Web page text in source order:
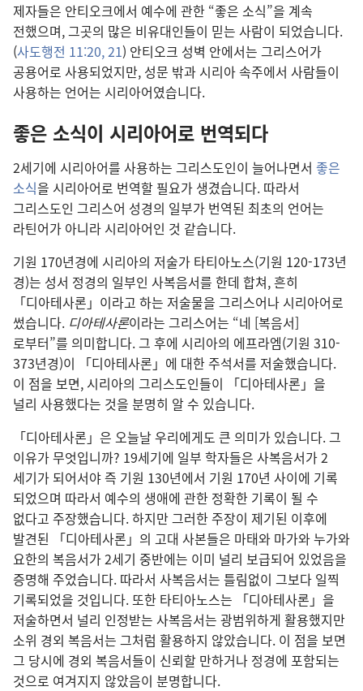
제자들은 안티오크에서 예수에 관한 “좋은 소식”을 계속
전했으며, 그곳의 많은 비유대인들이 믿는 사람이 되었습니다.
(사도행전 11:20, 21) 안티오크 성벽 안에서는 그리스어가
공용어로 사용되었지만, 성문 밖과 시리아 속주에서 사람들이
사용하는 언어는 시리아어였습니다.
좋은 소식이 시리아어로 번역되다
2세기에 시리아어를 사용하는 그리스도인이 늘어나면서 좋은
소식을 시리아어로 번역할 필요가 생겼습니다. 따라서
그리스도인 그리스어 성경의 일부가 번역된 최초의 언어는
라틴어가 아니라 시리아어인 것 같습니다.
기원 170년경에 시리아의 저술가 타티아노스(기원 120-173년
경)는 성서 정경의 일부인 사복음서를 한데 합쳐, 흔히
「디아테사론」이라고 하는 저술물을 그리스어나 시리아어로
썼습니다. 디아테사론이라는 그리스어는 “네 [복음서]
로부터”를 의미합니다. 그 후에 시리아의 에프라엠(기원 310-
373년경)이 「디아테사론」에 대한 주석서를 저술했습니다.
이 점을 보면, 시리아의 그리스도인들이 「디아테사론」을
널리 사용했다는 것을 분명히 알 수 있습니다.
「디아테사론」은 오늘날 우리에게도 큰 의미가 있습니다. 그
이유가 무엇입니까? 19세기에 일부 학자들은 사복음서가 2
세기가 되어서야 즉 기원 130년에서 기원 170년 사이에 기록
되었으며 따라서 예수의 생애에 관한 정확한 기록이 될 수
없다고 주장했습니다. 하지만 그러한 주장이 제기된 이후에
발견된 「디아테사론」의 고대 사본들은 마태와 마가와 누가와
요한의 복음서가 2세기 중반에는 이미 널리 보급되어 있었음을
증명해 주었습니다. 따라서 사복음서는 틀림없이 그보다 일찍
기록되었을 것입니다. 또한 타티아노스는 「디아테사론」을
저술하면서 널리 인정받는 사복음서는 광범위하게 활용했지만
소위 경외 복음서는 그처럼 활용하지 않았습니다. 이 점을 보면
그 당시에 경외 복음서들이 신뢰할 만하거나 정경에 포함되는
것으로 여겨지지 않았음이 분명합니다.